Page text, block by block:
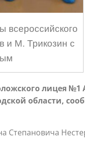
всероссийского
и М. Трикозин с
лицея №1
области,